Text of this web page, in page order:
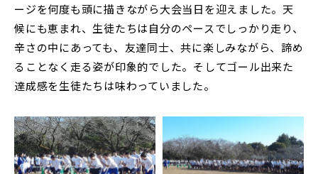
中学説明会 高校説明会
閉じる
ージを何度も頭に描きながら大会当日を迎えました。天
候にも恵まれ、生徒たちは自分のペースでしっかり走り、
辛さの中にあっても、友達同士、共に楽しみながら、諦め
ることなく走る姿が印象的でした。そしてゴール出来た
達成感を生徒たちは味わっていました。